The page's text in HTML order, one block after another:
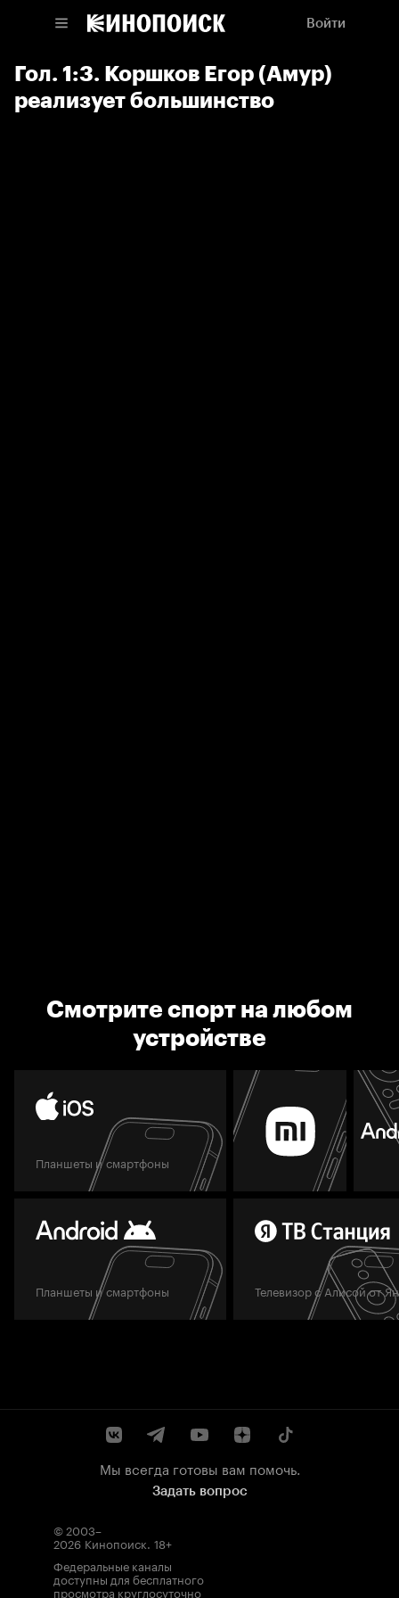
Войти
Гол. 1:3. Коршков Егор (Амур)
реализует большинство
Смотрите спорт на любом
устройстве
Планшеты и смартфоны
Планшеты и смартфоны Телевизор с Алисой от
Мы всегда готовы вам помочь.
Задать вопрос
© 2003–
2026 Кинопоиск. 18+
Федеральные каналы
доступны для бесплатного
просмотра круглосуточно